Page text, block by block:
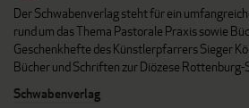
Der Schwabenverlag steht für ein
rund um das Thema Pastorale Praxis sowie
Geschenkhefte des Künstlerpfarrers Sieger
Bücher und Schriften zur Diözese
Schwabenverlag